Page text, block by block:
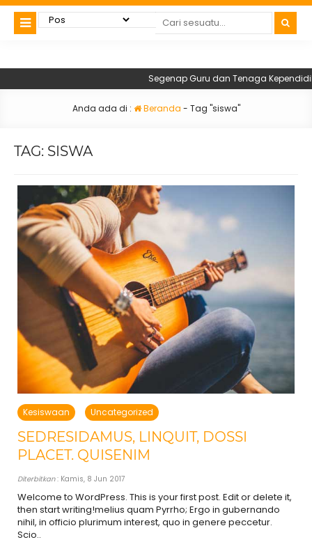
Segenap Guru dan Tenaga
Anda ada di : Beranda - Tag "siswa"
TAG: SISWA
Kesiswaan Uncategorized
SEDRESIDAMUS, LINQUIT, DOSSI
PLACET. QUISENIM
Diterbitkan: Kamis, 8 Jun 2017
Welcome to WordPress. This is your first post. Edit or delete it,
then start writing!melius quam Pyrrho; Ergo in gubernando
nihil, in officio plurimum interest, quo in genere peccetur.
Scio..